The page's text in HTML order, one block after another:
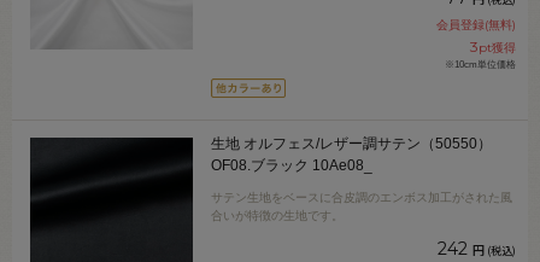
会員登録(無料)
3pt獲得
※10cm単位価格
生地 オルフェス/レザー調サテン（50550）
OF08.ブラック 10Ae08_
サテン生地をベースに合皮調のエンボス加工がされた風
合いが特徴の生地です。
242 円 (税込)